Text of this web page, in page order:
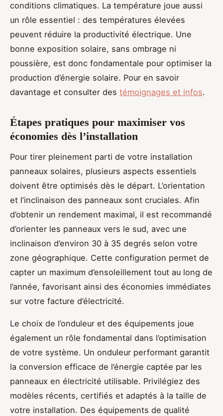
conditions climatiques. La température joue aussi
un rôle essentiel : des températures élevées
peuvent réduire la productivité électrique. Une
bonne exposition solaire, sans ombrage ni
poussière, est donc fondamentale pour optimiser la
production d’énergie solaire. Pour en savoir
davantage et consulter des témoignages et infos.
Étapes pratiques pour maximiser vos
économies dès l’installation
Pour tirer pleinement parti de votre installation
panneaux solaires, plusieurs aspects essentiels
doivent être optimisés dès le départ. L’orientation
et l’inclinaison des panneaux sont cruciales. Afin
d’obtenir un rendement maximal, il est recommandé
d’orienter les panneaux vers le sud, avec une
inclinaison d’environ 30 à 35 degrés selon votre
zone géographique. Cette configuration permet de
capter un maximum d’ensoleillement tout au long de
l’année, favorisant ainsi des économies immédiates
sur votre facture d’électricité.
Le choix de l’onduleur et des équipements joue
également un rôle fondamental dans l’optimisation
de votre système. Un onduleur performant garantit
la conversion efficace de l’énergie captée par les
panneaux en électricité utilisable. Privilégiez des
modèles récents, certifiés et adaptés à la taille de
votre installation. Des équipements de qualité